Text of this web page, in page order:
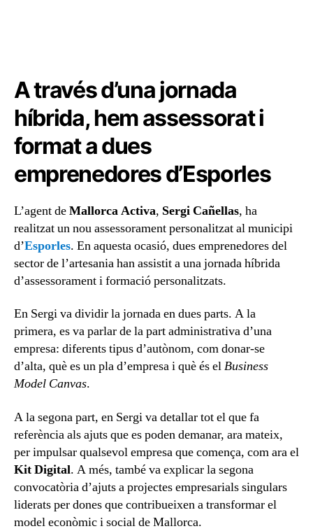
A través d’una jornada
híbrida, hem assessorat i
format a dues
emprenedores d’Esporles
L’agent deMallorca Activa, Sergi Cañellas, ha
realitzat un nou assessorament personalitzat al municipi
d’Esporles. En aquesta ocasió, dues emprenedores del
sector de l’artesania han assistit a una jornada híbrida
d’assessorament i formació personalitzats.
En Sergi va dividir la jornada en dues parts. A la
primera, es va parlar de la part administrativa d’una
empresa: diferents tipus d’autònom, com donar-se
d’alta, què es un pla d’empresa i què és elBusiness
Model Canvas.
A la segona part, en Sergi va detallar tot el que fa
referència als ajuts que es poden demanar, ara mateix,
per impulsar qualsevol empresa que comença, com ara el
Kit Digital. A més, també va explicar la segona
convocatòria d’ajuts a projectes empresarials singulars
liderats per dones que contribueixen a transformar el
model econòmic i social de Mallorca.